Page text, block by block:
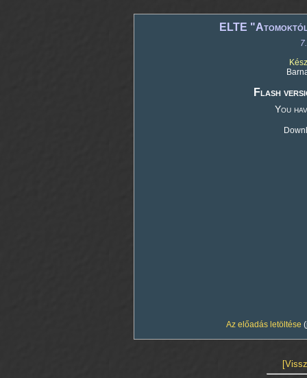
ELTE
Flash
You
Az előadás letöltése